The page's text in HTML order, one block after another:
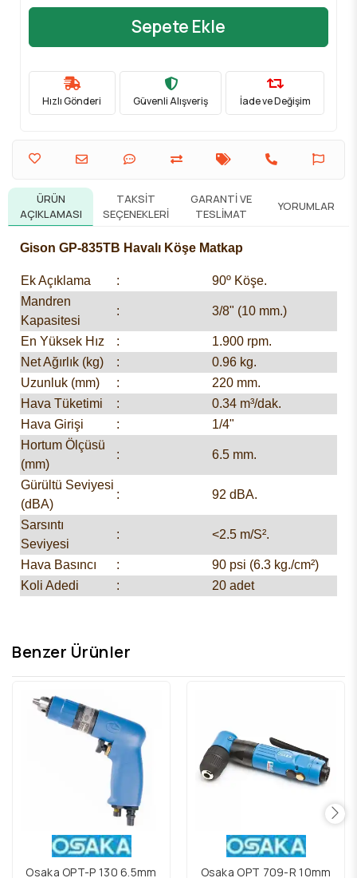
Sepete Ekle
Hızlı Gönderi Güvenli Alışveriş İade ve Değişim
ÜRÜN
AÇIKLAMASI
TAKSIT
SEÇENEKLERI
GARANTI VE
TESLIMAT
YORUMLAR
Gison GP-835TB Havalı Köşe Matkap
Ek Açıklama :
90º Köşe.
Mandren
Kapasitesi
: 3/8" (10 mm.)
En Yüksek Hız :
1.900 rpm.
Net Ağırlık (kg)
:
0.96 kg.
Uzunluk (mm)
:
220 mm.
Hava Tüketimi
:
0.34 m³/dak.
Hava Girişi
:
1/4"
Hortum Ölçüsü
(mm)
: 6.5 mm.
Gürültü Seviyesi
(dBA)
: 92 dBA.
Sarsıntı
Seviyesi
: <2.5 m/S².
Hava Basıncı :
90 psi (6.3 kg./cm²)
Koli Adedi
: 20 adet
Benzer Ürünler
Osaka OPT-P 130 6.5mm
Osaka OPT 709-R 10mm